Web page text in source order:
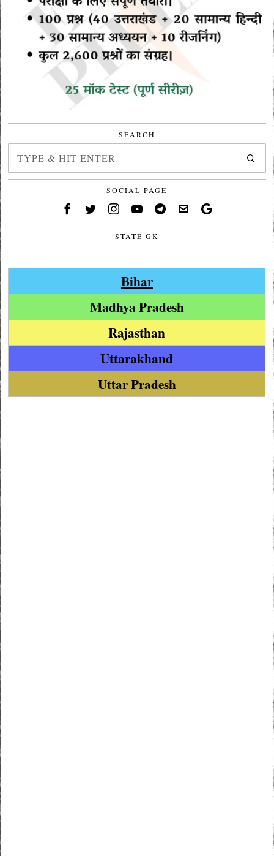
SEARCH
SOCIAL PAGE
STATE GK
Bihar
Madhya Pradesh
Rajasthan
Uttarakhand
Uttar Pradesh